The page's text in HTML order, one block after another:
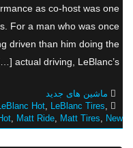
as co-host was one
For a man who was once
driven than him doing the
actual driving, LeBlanc’s […]
ماشین های جدید
,LeBlanc Hot ,LeBlanc Tires
Hot,Matt Ride,Matt Tires,New